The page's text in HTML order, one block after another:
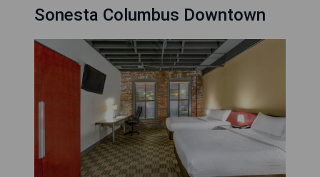
Sonesta Columbus Downtown